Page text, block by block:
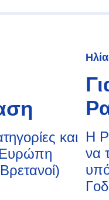
και
Ευρώπη
Η
να